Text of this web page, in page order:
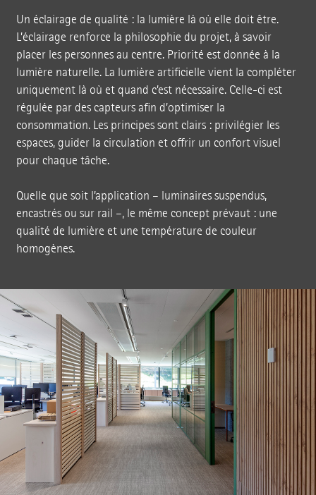
Un éclairage de qualité : la lumière là où elle doit être.
L’éclairage renforce la philosophie du projet, à savoir
placer les personnes au centre. Priorité est donnée à la
lumière naturelle. La lumière artificielle vient la compléter
uniquement là où et quand c’est nécessaire. Celle-ci est
régulée par des capteurs afin d’optimiser la
consommation. Les principes sont clairs : privilégier les
espaces, guider la circulation et offrir un confort visuel
pour chaque tâche.
Quelle que soit l’application – luminaires suspendus,
encastrés ou sur rail –, le même concept prévaut : une
qualité de lumière et une température de couleur
homogènes.